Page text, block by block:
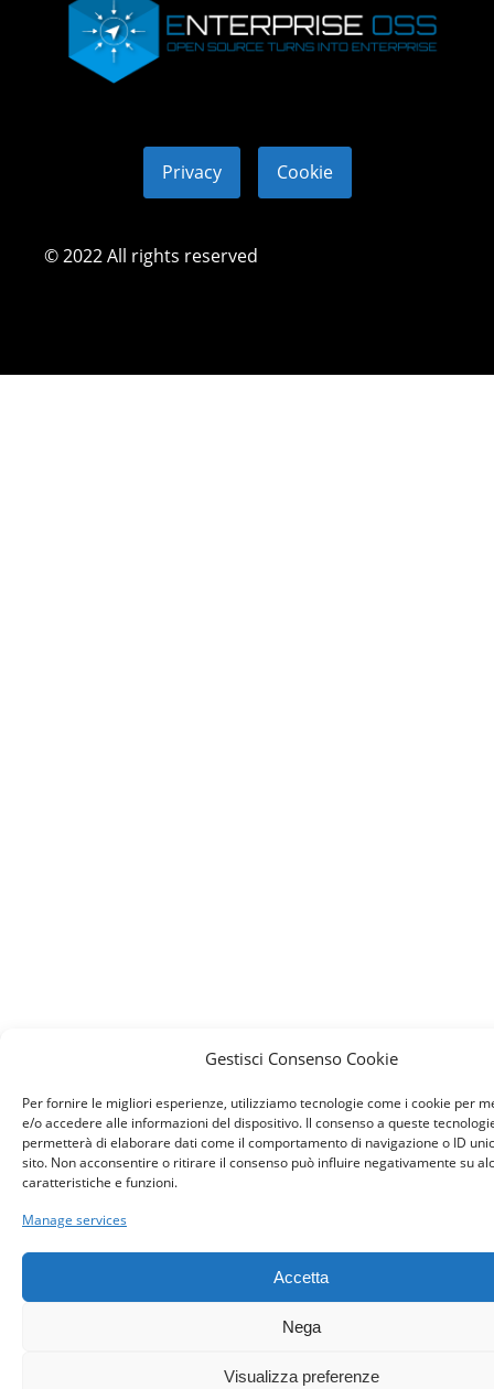
Gestisci Consenso Cookie
Per fornire le migliori esperienze, utilizziamo tecnologie come i cookie per
e/o accedere alle informazioni del dispositivo. Il consenso a queste
permetterà di elaborare dati come il comportamento di navigazione o ID
sito. Non acconsentire o ritirare il consenso può influire negativamente su
caratteristiche e funzioni.
Manage services
Accetta
Nega
Visualizza preferenze
Privacy Cookie
© 2022 All rights reserved